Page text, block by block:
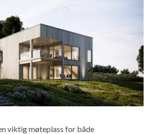
viktig møteplass for både